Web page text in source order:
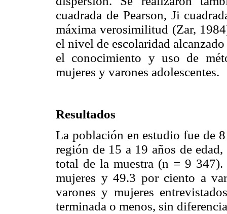
cuadrada de Pearson, Ji
máxima verosimilitud (Zar,
el nivel de escolaridad
el conocimiento y uso de
mujeres y varones adolescentes.
Resultados
La población en estudio fue de
región de 15 a 19 años de
total de la muestra (n = 9
mujeres y 49.3 por ciento a
varones y mujeres
terminada o menos, sin